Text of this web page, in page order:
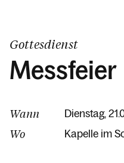
Gottesdienst
Messfeier
Wann Dienstag,
Wo Kapelle im